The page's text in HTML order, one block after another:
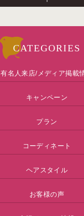
CATEGORIES
有名人来店/メディア掲載
キャンペーン
プラン
コーディネート
ヘアスタイル
お客様の声